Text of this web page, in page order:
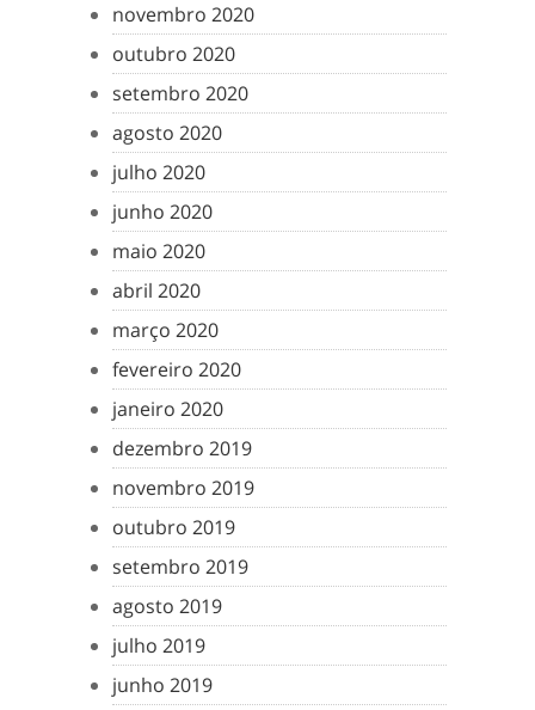
novembro 2020
outubro 2020
setembro 2020
agosto 2020
julho 2020
junho 2020
maio 2020
abril 2020
março 2020
fevereiro 2020
janeiro 2020
dezembro 2019
novembro 2019
outubro 2019
setembro 2019
agosto 2019
julho 2019
junho 2019